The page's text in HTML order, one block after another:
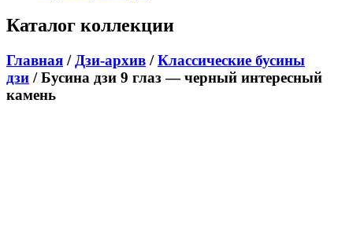
Каталог коллекции
Главная / Дзи-архив /Классические бусины
дзи / Бусина дзи 9 глаз — черный интересный
камень